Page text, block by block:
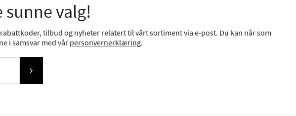
sunne valg!
tilbud og nyheter relatert til vårt sortiment via e-post. Du kan når som
i samsvar med vår personvernerklæring.